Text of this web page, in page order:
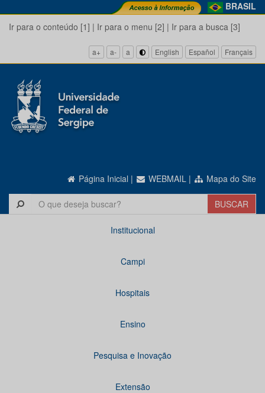
BRASIL
Ir para o conteúdo [1] | Ir para o menu [2] | Ir para a busca [3]
a+ a- a English Español Français
Página Inicial | WEBMAIL | Mapa do Site
Institucional
Campi
Hospitais
Ensino
Pesquisa e Inovação
Extensão